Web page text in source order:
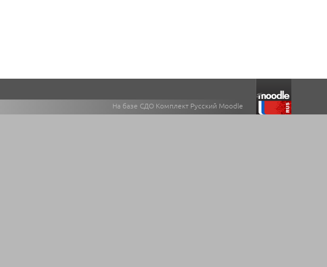
На базе СДО Комплект Русский Moodle